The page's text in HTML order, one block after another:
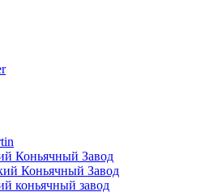
Коньячный Завод
Коньячный Завод
коньячный завод